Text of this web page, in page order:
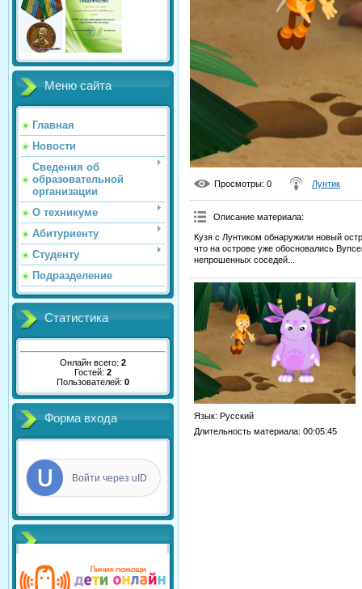
Меню сайта
Главная
Новости
Сведения об
образовательной
организации
О техникуме
Абитуриенту
Студенту
Подразделение
Статистика
Онлайн всего: 2
Гостей: 2
Пользователей: 0
Форма входа
Войти через uID
Просмотры: 0 Лунтик
Описание материала:
Кузя с Лунтиком обнаружили новый
что на острове уже обосновались
непрошенных соседей...
Язык: Русский
Длительность материала: 00:05:45